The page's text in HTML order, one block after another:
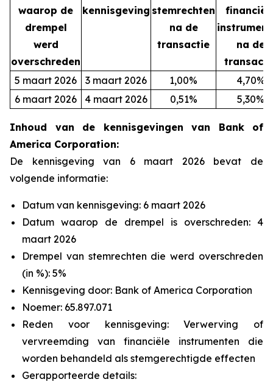
waarop de
drempel
werd
overschreden
kennisgeving stemrechten
na de
transactie
na de
5 maart 2026
3 maart 2026 1,00%
4,70%
6 maart 2026
4 maart 2026 0,51% 5,30%
Inhoud van de kennisgevingen van Bank of
America Corporation:
De kennisgeving van 6 maart 2026 bevat de
volgende informatie:
Datum van kennisgeving: 6 maart 2026
Datum waarop de drempel is overschreden: 4
maart 2026
Drempel van stemrechten die werd overschreden
(in %): 5%
Kennisgeving door: Bank of America Corporation
Noemer: 65.897.071
Reden voor kennisgeving: Verwerving of
vervreemding van financiële instrumenten die
worden behandeld als stemgerechtigde effecten
Gerapporteerde details: